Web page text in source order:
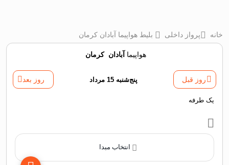
خانه پرواز داخلی بلیط هواپیما آبادان کرمان
هواپیما آبادان ‌کرمان
روز قبل پنج‌شنبه 15 مرداد روز بعد
یک طرفه
انتخاب مبدا